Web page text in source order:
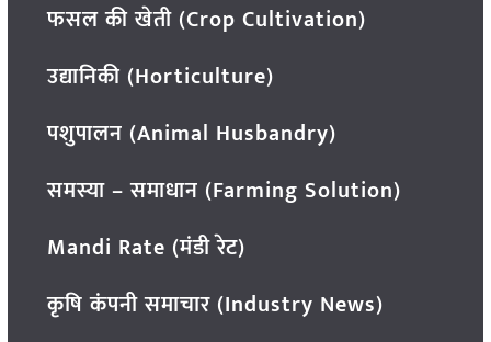
फसल की खेती (Crop Cultivation)
उद्यानिकी (Horticulture)
पशुपालन (Animal Husbandry)
समस्या – समाधान (Farming Solution)
Mandi Rate (मंडी रेट)
कृषि कंपनी समाचार (Industry News)